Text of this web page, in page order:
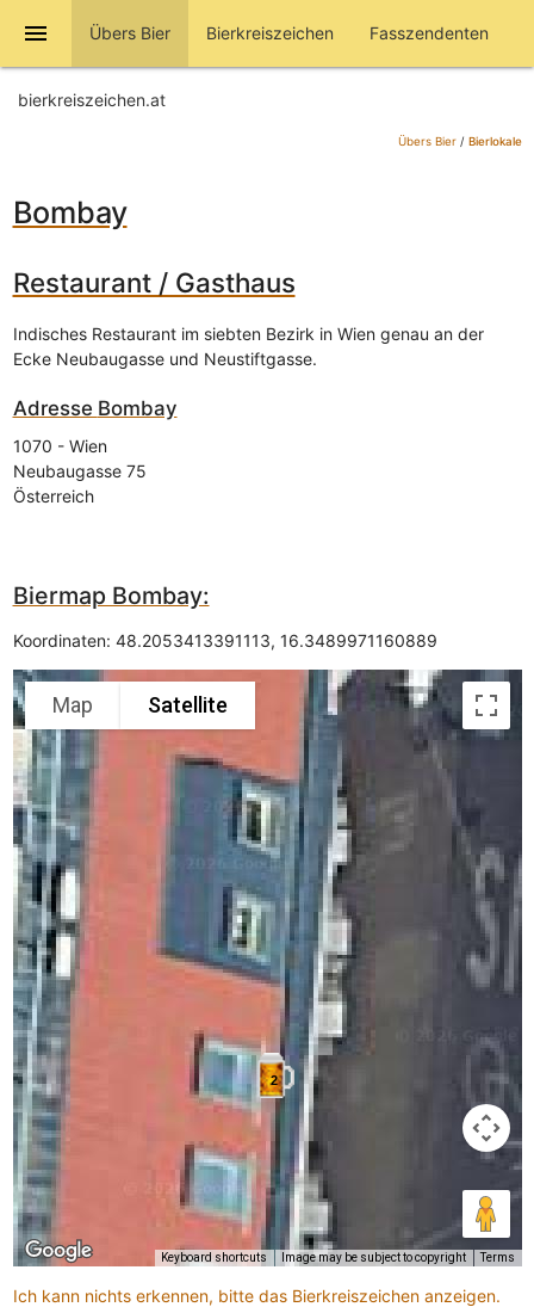
menu Übers Bier Bierkreiszeichen Fasszendenten
bierkreiszeichen.at
Übers Bier/ Bierlokale
Bombay
Restaurant / Gasthaus
Indisches Restaurant im siebten Bezirk in Wien genau an der
Ecke Neubaugasse und Neustiftgasse.
Adresse Bombay
1070 - Wien
Neubaugasse 75
Österreich
Biermap Bombay:
Koordinaten: 48.2053413391113, 16.3489971160889
2
Map Satellite
Keyboard shortcuts Image may be subject to copyright Terms
Ich kann nichts erkennen, bitte das Bierkreiszeichen anzeigen.